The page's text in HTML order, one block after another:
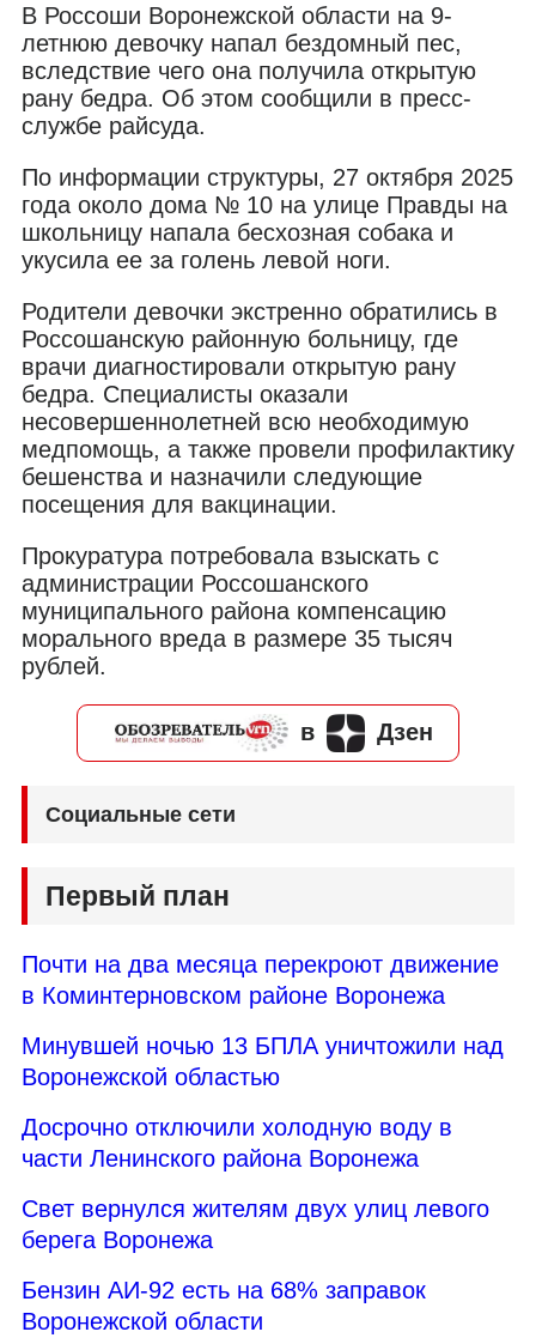
В Россоши Воронежской области на 9-
летнюю девочку напал бездомный пес,
вследствие чего она получила открытую
рану бедра. Об этом сообщили в пресс-
службе райсуда.
По информации структуры, 27 октября 2025
года около дома № 10 на улице Правды на
школьницу напала бесхозная собака и
укусила ее за голень левой ноги.
Родители девочки экстренно обратились в
Россошанскую районную больницу, где
врачи диагностировали открытую рану
бедра. Специалисты оказали
несовершеннолетней всю необходимую
медпомощь, а также провели профилактику
бешенства и назначили следующие
посещения для вакцинации.
Прокуратура потребовала взыскать с
администрации Россошанского
муниципального района компенсацию
морального вреда в размере 35 тысяч
рублей.
в Дзен
Социальные сети
Первый план
Почти на два месяца перекроют движение
в Коминтерновском районе Воронежа
Минувшей ночью 13 БПЛА уничтожили над
Воронежской областью
Досрочно отключили холодную воду в
части Ленинского района Воронежа
Свет вернулся жителям двух улиц левого
берега Воронежа
Бензин АИ-92 есть на 68% заправок
Воронежской области